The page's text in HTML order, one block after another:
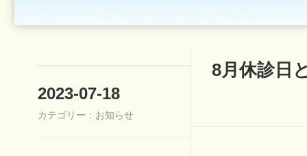
2023-07-18
カテゴリー：お知らせ
8月休診日